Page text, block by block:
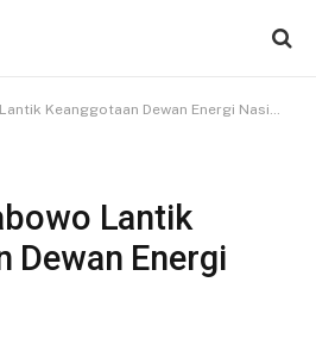
Keanggotaan Dewan Energi Nasional
Lantik
Dewan Energi